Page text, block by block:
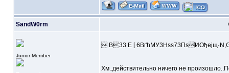
SandW0rm
Junior Member
 B33 E [
Хм..действительно ничего не